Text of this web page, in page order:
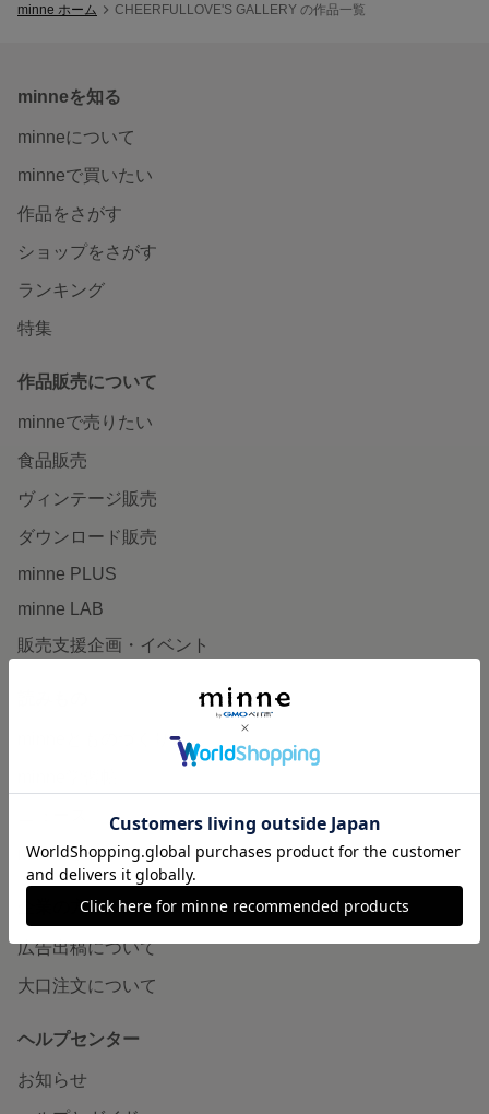
minne ホーム CHEERFULLOVE'S GALLERY の作品一覧
minneを知る
minneについて
minneで買いたい
作品をさがす
ショップをさがす
ランキング
特集
作品販売について
minneで売りたい
食品販売
ヴィンテージ販売
ダウンロード販売
minne PLUS
minne LAB
販売支援企画・イベント
minneとものづくりと
minneの本
企業の方へ
広告出稿について
大口注文について
ヘルプセンター
お知らせ